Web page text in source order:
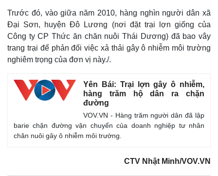
Trước đó, vào giữa năm 2010, hàng nghìn người dân xã
Đại Sơn, huyện Đô Lương (nơi đặt trại lợn giống của
Công ty CP Thức ăn chăn nuôi Thái Dương) đã bao vây
trang trại để phản đối việc xả thải gây ô nhiễm môi trường
nghiêm trọng của đơn vị này./.
Yên Bái: Trại lợn gây ô nhiễm,
hàng trăm hộ dân ra chặn
đường
VOV.VN - Hàng trăm người dân đã lập
barie chặn đường vận chuyển của doanh nghiệp tư nhân
chăn nuôi gây ô nhiễm môi trường.
CTV Nhật Minh/VOV.VN